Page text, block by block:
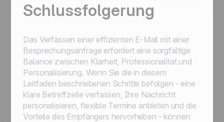
Schlussfolgerung
Das Verfassen einer effizienten E-Mail mit einer
Besprechungsanfrage erfordert eine sorgfältige
Balance zwischen Klarheit, Professionalität und
Personalisierung. Wenn Sie die in diesem
Leitfaden beschriebenen Schritte befolgen - eine
klare Betreffzeile verfassen, Ihre Nachricht
personalisieren, flexible Termine anbieten und die
Vorteile des Empfängers hervorheben - können